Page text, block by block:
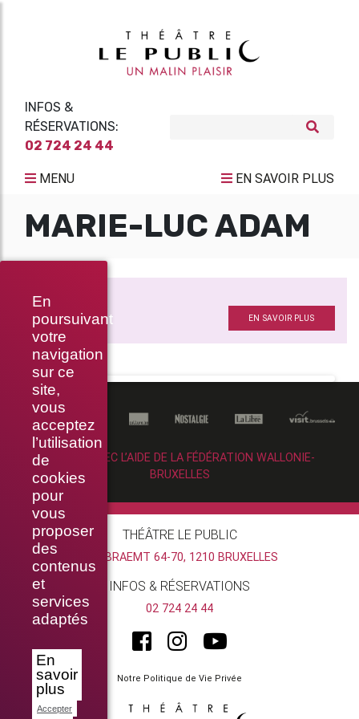
En
poursuivant
votre
navigation
sur ce
site,
vous
acceptez
l’utilisation
de
cookies
pour
vous
proposer
des
contenus
et
services
adaptés
En
savoir
plus
Accepter
INFOS &
RÉSERVATIONS:
02 724 24 44
MENU EN SAVOIR PLUS
MARIE-LUC ADAM
MISSING
Chœur EN SAVOIR PLUS
RÉALISÉ AVEC L’AIDE DE LA FÉDÉRATION WALLONIE-
BRUXELLES
THÉÂTRE LE PUBLIC
RUE BRAEMT 64-70, 1210 BRUXELLES
INFOS & RÉSERVATIONS
02 724 24 44
Notre Politique de Vie Privée